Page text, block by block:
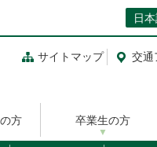
日
サイトマップ 交通
方 卒業生の方